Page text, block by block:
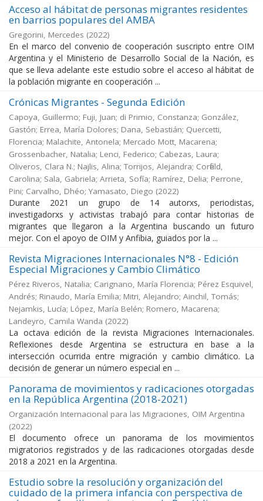
Acceso al hábitat de personas migrantes residentes
en barrios populares del AMBA
Gregorini, Mercedes (2022)
En el marco del convenio de cooperación suscripto entre OIM
Argentina y el Ministerio de Desarrollo Social de la Nación, es
que se lleva adelante este estudio sobre el acceso al hábitat de
la población migrante en cooperación ...
Crónicas Migrantes - Segunda Edición
Capoya, Guillermo; Fuji, Juan; di Primio, Constanza; González,
Gastón; Errea, María Dolores; Dana, Sebastián; Quercetti,
Florencia; Malachite, Antonela; Mercado Mott, Macarena;
Grossenbacher, Natalia; Lenci, Federico; Cabezas, Laura;
Oliveros, Clara N.; Najlis, Alina; Torrijos, Alejandra; Corfield,
Carolina; Sala, Gabriela; Arrieta, Sofía; Ramírez, Delia; Perrone,
Pini; Carvalho, Dhéo; Yamasato, Diego (2022)
Durante 2021 un grupo de 14 autorxs, periodistas,
investigadorxs y activistas trabajó para contar historias de
migrantes que llegaron a la Argentina buscando un futuro
mejor. Con el apoyo de OIM y Anfibia, guiados por la ...
Revista Migraciones Internacionales N°8 - Edición
Especial Migraciones y Cambio Climático
Pérez Riveros, Natalia; Carignano, María Florencia; Pérez Esquivel,
Andrés; Rinaudo, María Emilia; Mitri, Alejandro; Ainchil, Tomás;
Nejamkis, Lucía; López, María Belén; Romero, Macarena;
Landeyro, Camila Wanda (2022)
La octava edición de la revista Migraciones Internacionales.
Reflexiones desde Argentina se estructura en base a la
intersección ocurrida entre migración y cambio climático. La
decisión de generar un número especial en ...
Panorama de movimientos y radicaciones otorgadas
en la República Argentina (2018-2021)
Organización Internacional para las Migraciones, OIM Argentina
(2022)
El documento ofrece un panorama de los movimientos
migratorios registrados y de las radicaciones otorgadas desde
2018 a 2021 en la Argentina.
Estudio sobre la resolución y organización del
cuidado de la primera infancia con perspectiva de